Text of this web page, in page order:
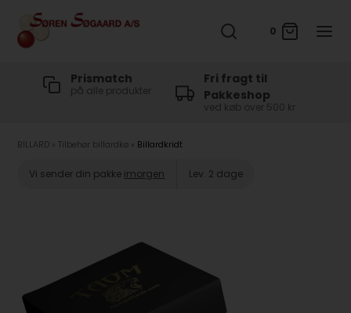
0
Prismatch
på alle produkter
Fri fragt til
Pakkeshop
ved køb over 500 kr
BILLARD Tilbehør billardkø Billardkridt
Vi sender din pakke imorgen Lev. 2 dage